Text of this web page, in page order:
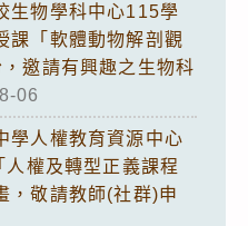
生物學科中心115學
課「軟體動物解剖觀
邀請有興趣之生物科
06
學人權教育資源中心
權及轉型正義課程
，敬請教師(社群)申